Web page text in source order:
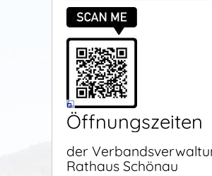
Öffnungszeiten
der
Rathaus Schönau